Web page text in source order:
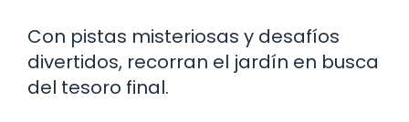
Con pistas misteriosas y desafíos
divertidos, recorran el jardín en busca
del tesoro final.